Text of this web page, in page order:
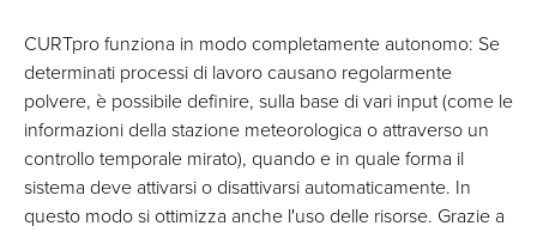
CURTpro funziona in modo completamente autonomo: Se
determinati processi di lavoro causano regolarmente
polvere, è possibile definire, sulla base di vari input (come le
informazioni della stazione meteorologica o attraverso un
controllo temporale mirato), quando e in quale forma il
sistema deve attivarsi o disattivarsi automaticamente. In
questo modo si ottimizza anche l'uso delle risorse. Grazie a